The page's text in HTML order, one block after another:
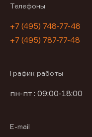
Телефоны
+7 (495) 748-77-48
+7 (495) 787-77-48
График работы
пн-пт : 09:00-18:00
E-mail